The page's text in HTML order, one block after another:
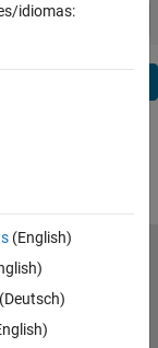
idiomas:
(English)
(Deutsch)
de las aplicaciones